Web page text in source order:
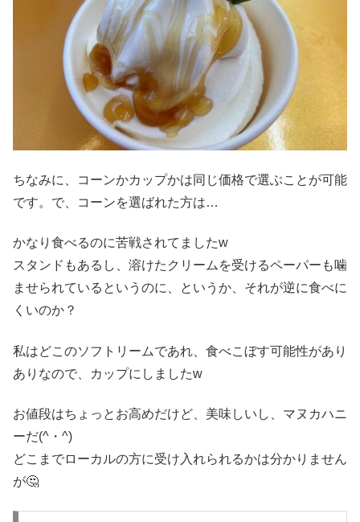
ちなみに、コーンかカップかは同じ価格で選ぶことが可能
です。で、コーンを選ばれた方は…
かなり食べるのに苦戦されてましたw
スタンドもあるし、溶けたクリームを受けるペーパーも噛
ませられているというのに、というか、それが逆に食べに
くいのか？
私はどこのソフトリームであれ、食べこぼす可能性があり
ありなので、カップにしましたw
お値段はちょっとお高めだけど、美味しいし、マヌカハニ
ーだ(^・^)
どこまでローカルの方に受け入れられるかは分かりません
が🤔